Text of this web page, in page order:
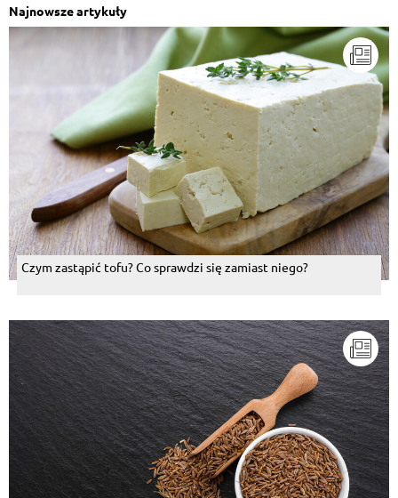
Najnowsze artykuły
Czym zastąpić tofu? Co sprawdzi się zamiast niego?